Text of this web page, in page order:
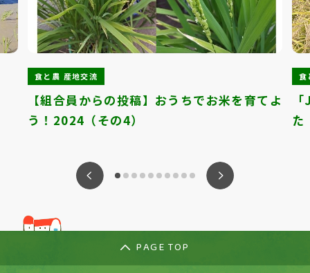
食と農 産地交流
【組合員からの投稿】おうちでお米を育てよ
う！2024（その4）
食
た
PAGE TOP